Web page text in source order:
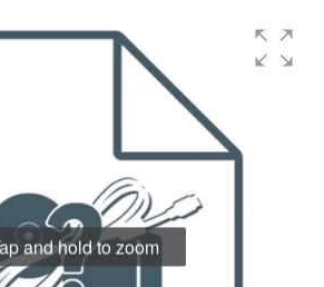
and hold to zoom